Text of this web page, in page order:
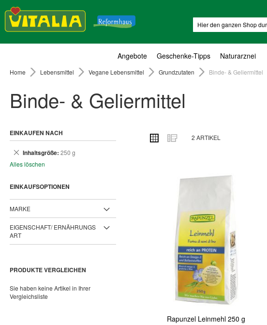
Angebote Geschenke-Tipps Naturarznei
Home Lebensmittel Vegane Lebensmittel Grundzutaten Binde- & Geliermittel
Binde- & Geliermittel
ANSICHT
ALS
Raster Liste
2 ARTIKEL
Rapunzel Leinmehl 250 g
EINKAUFEN NACH
Inhaltsgröße 250 g
Dies
Alles löschen
EINKAUFSOPTIONEN
MARKE
EIGENSCHAFT/ ERNÄHRUNGS
ART
PRODUKTE VERGLEICHEN
Sie haben keine Artikel in Ihrer
Vergleichsliste